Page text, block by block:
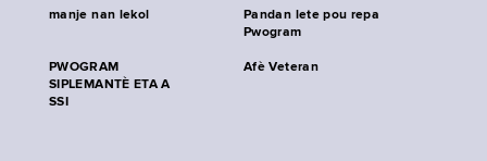
manje nan lekol
Pandan lete pou repa
Pwogram
PWOGRAM
SIPLEMANTÈ ETA A
SSI
Afè Veteran